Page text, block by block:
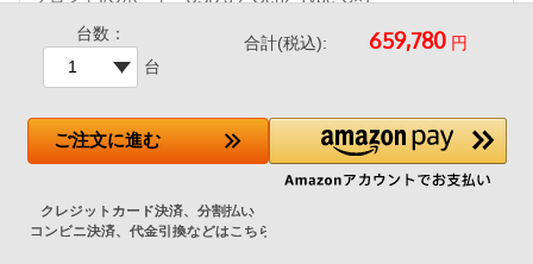
360mmまでの大型ラジエータ対応 など
台数：
台
合計(税込): 円
ご注文に進む